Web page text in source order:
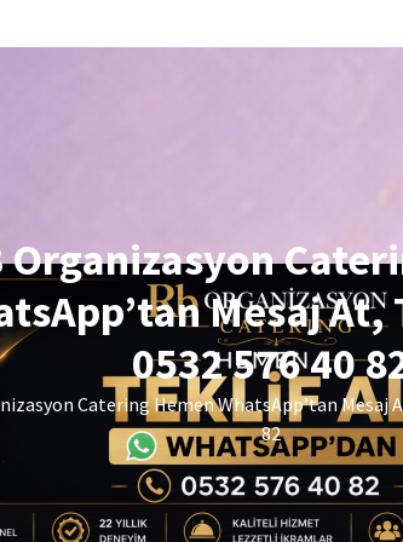
Organizasyon
Mesaj
0532 576 40
Catering Hemen WhatsApp’tan Mesaj
82